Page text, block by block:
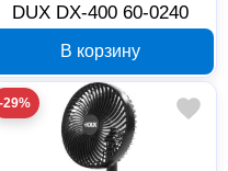
DUX DX-400 60-0240
В корзину
-29%